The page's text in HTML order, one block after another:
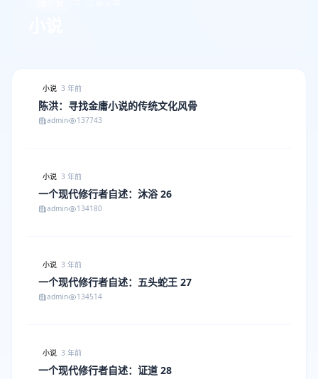
小说 3 年前
陈洪：寻找金庸小说的传统文化风骨
admin 137743
小说 3 年前
一个现代修行者自述：沐浴 26
admin 134180
小说 3 年前
一个现代修行者自述：五头蛇王 27
admin 134514
小说 3 年前
一个现代修行者自述：证道 28